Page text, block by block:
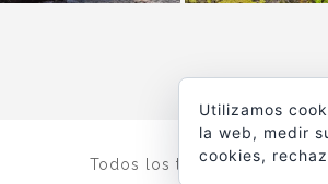
Todos los textos y
Utilizamos
la web, medir
cookies,